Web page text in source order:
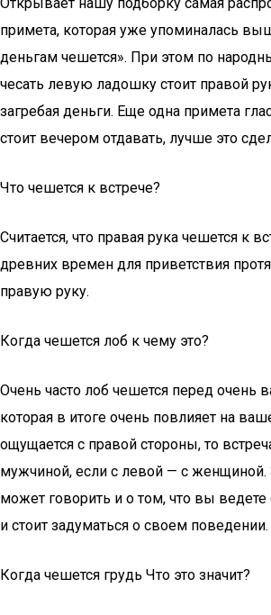
примета, которая уже упоминалась
деньгам чешется». При этом по
чесать левую ладошку стоит правой
загребая деньги. Еще одна примета
стоит вечером отдавать, лучше это
Что чешется к встрече?
Считается, что правая рука чешется к
древних времен для приветствия
правую руку.
Когда чешется лоб к чему это?
Очень часто лоб чешется перед очень
которая в итоге очень повлияет на
ощущается с правой стороны, то
мужчиной, если с левой — с женщиной.
может говорить и о том, что вы ведете
и стоит задуматься о своем поведении.
Когда чешется грудь Что это значит?